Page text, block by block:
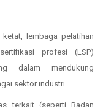
lembaga pelatihan
profesi (LSP)
dalam mendukung
sektor industri.
terkait (seperti Badan